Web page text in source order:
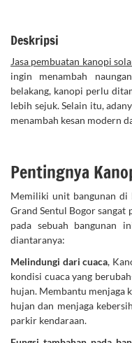
Deskripsi
Jasa pembuatan kanopi
ingin menambah
belakang, kanopi perlu
lebih sejuk. Selain itu,
menambah kesan modern
Pentingnya
Memiliki unit bangunan di
Grand Sentul Bogor sangat
pada sebuah bangunan
diantaranya:
Melindungi dari cuaca,
kondisi cuaca yang
hujan. Membantu menjaga
hujan dan menjaga
parkir kendaraan.